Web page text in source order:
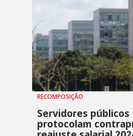
RECOMPOSIÇÃO
Servidores
protocolam